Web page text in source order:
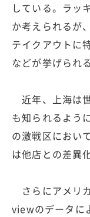
している。ラッ
か考えられるが
テイクアウトに
などが挙げられ
近年、上海は
も知られるよう
の激戦区におい
は他店との差異
さらにアメリ
viewのデータに